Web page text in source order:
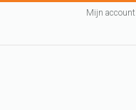
Mijn account